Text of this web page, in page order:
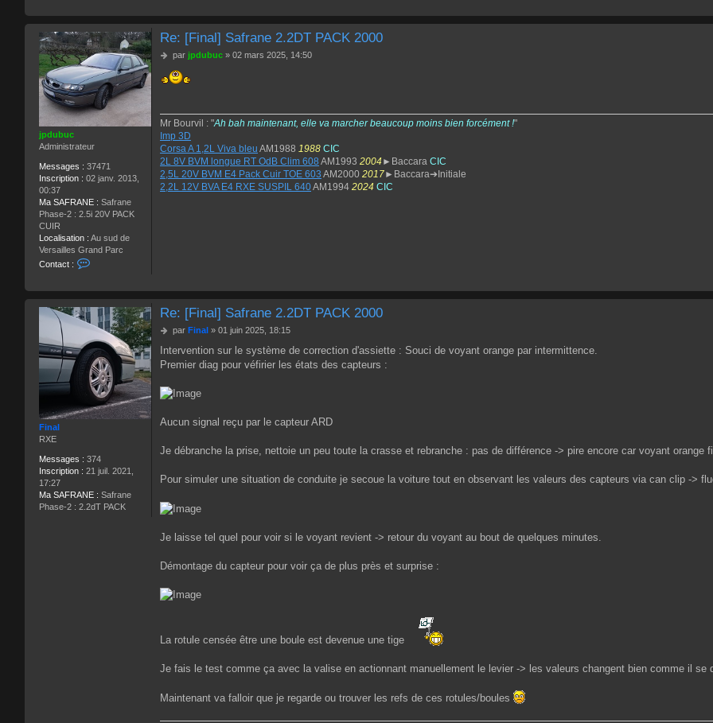
jpdubuc
Administrateur
Messages : 37471
Inscription : 02 janv. 2013,
00:37
Ma SAFRANE : Safrane
Phase-2 : 2.5i 20V PACK
CUIR
Localisation : Au sud de
Versailles Grand Parc
Contact :
a
e
r
j
p
d
u
b
Re: [Final] Safrane 2.2DT PACK 2000
M
s
g
e
par jpdubuc» 02 mars 2025, 14:50
Mr Bourvil : "Ah bah maintenant, elle va marcher beaucoup moins bien forcément !"
Imp 3D
Corsa A 1,2L Viva bleu AM1988 1988 CIC
2L 8V BVM longue RT OdB Clim 608 AM1993 2004 ►Baccara CIC
2,5L 20V BVM E4 Pack Cuir TOE 603 AM2000 2017►Baccara➔Initiale
2,2L 12V BVA E4 RXE SUSPIL 640AM1994 2024 CIC
Final
RXE
Messages : 374
Inscription : 21 juil. 2021,
17:27
Ma SAFRANE : Safrane
Phase-2 : 2.2dT PACK
Re: [Final] Safrane 2.2DT PACK 2000
M
s
s
g
e
par Final » 01 juin 2025, 18:15
Intervention sur le système de correction d'assiette : Souci de voyant orange par intermittence.
Premier diag pour véfirier les états des capteurs :
Aucun signal reçu par le capteur ARD
Je débranche la prise, nettoie un peu toute la crasse et rebranche : pas de différence -> pire encore car voyant orange
Pour simuler une situation de conduite je secoue la voiture tout en observant les valeurs des capteurs via can clip ->
Je laisse tel quel pour voir si le voyant revient -> retour du voyant au bout de quelques minutes.
Démontage du capteur pour voir ça de plus près et surprise :
La rotule censée être une boule est devenue une tige
Je fais le test comme ça avec la valise en actionnant manuellement le levier -> les valeurs changent bien comme il se
Maintenant va falloir que je regarde ou trouver les refs de ces rotules/boules